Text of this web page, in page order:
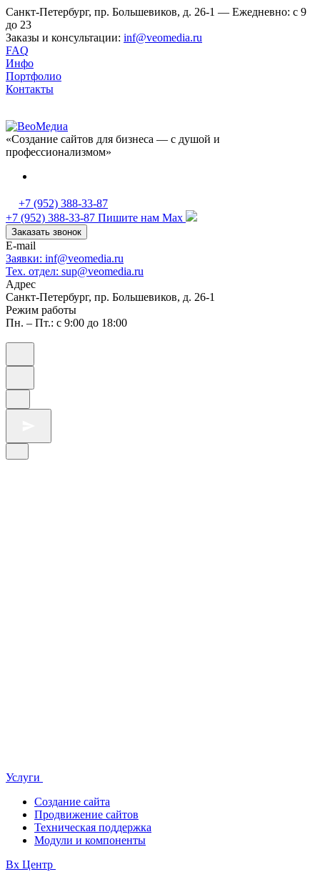
Санкт-Петербург, пр. Большевиков, д. 26-1 — Ежедневно: с 9
до 23
Заказы и консультации: inf@veomedia.ru
FAQ
Инфо
Портфолио
Контакты
«Создание сайтов для бизнеса — с душой и
профессионализмом»
+7 (952) 388-33-87
+7 (952) 388-33-87 Пишите нам Max
Заказать звонок
E-mail
Заявки: inf@veomedia.ru
Тех. отдел: sup@veomedia.ru
Адрес
Санкт-Петербург, пр. Большевиков, д. 26-1
Режим работы
Пн. – Пт.: с 9:00 до 18:00
Услуги
Создание сайта
Продвижение сайтов
Техническая поддержка
Модули и компоненты
Bx Центр